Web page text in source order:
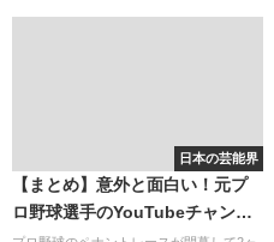
日本の芸能界
【まとめ】意外と面白い！元プ
ロ野球選手のYouTubeチャンネ